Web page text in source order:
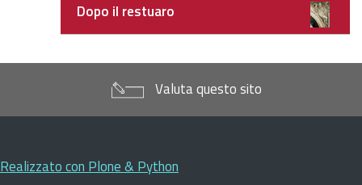
Dopo il restuaro
Valuta questo sito
Realizzato con Plone & Python